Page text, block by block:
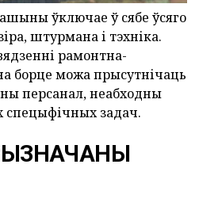
ўключае ў сябе ўсяго
штурмана і тэхніка.
рамонтна-
борце можа прысутнічаць
персанал, неабходны
спецыфічных задач.